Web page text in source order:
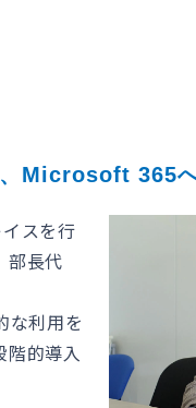
Microsoft 365
スを行
部長代
な利用を
階的導入